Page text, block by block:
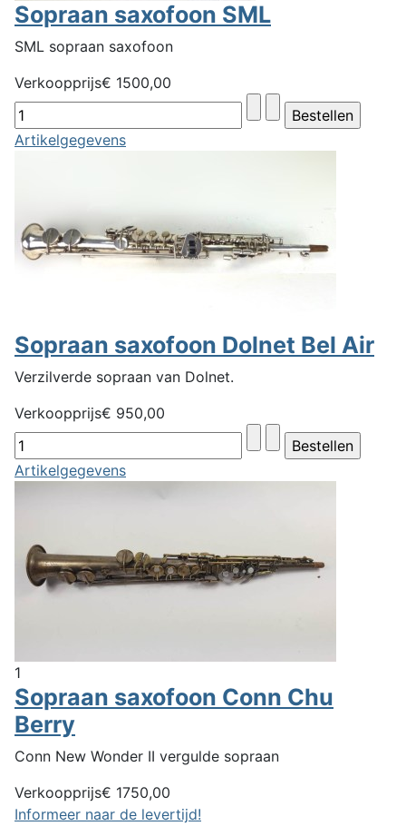
Sopraan saxofoon SML
SML sopraan saxofoon
Verkoopprijs€ 1500,00
Artikelgegevens
Sopraan saxofoon Dolnet Bel Air
Verzilverde sopraan van Dolnet.
Verkoopprijs€ 950,00
Artikelgegevens
1
Sopraan saxofoon Conn Chu
Berry
Conn New Wonder II vergulde sopraan
Verkoopprijs€ 1750,00
Informeer naar de levertijd!